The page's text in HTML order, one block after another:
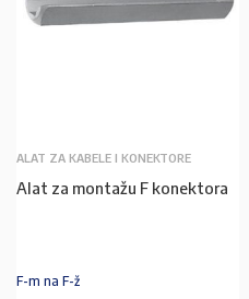
ALAT ZA KABELE I KONEKTORE
Alat za montažu F konektora
F-m na F-ž